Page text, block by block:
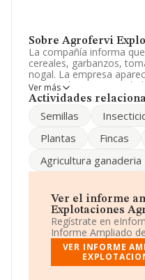
Sobre Agrofervi
La compañía informa
cereales, garbanzos,
nogal. La empresa
Mercantil como
CNAE como 'Otros
teniendo en cuenta la
por encima de la media
perdido hasta 21
36 al 57. Éstas son
superan en el ranking
2019 S.LyMontaña
de Explotacion
cambio, algunas de las
clasificación del sector
Ver más
Actividades
Semillas
Plantas
Fincas
Agricultura ganaderia
Ver el informe
Explotaciones
Regístrate en
Informe Ampliado
VER INFORME